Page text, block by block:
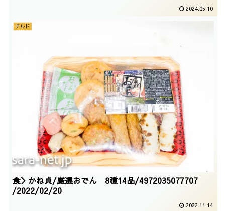
2024.05.10
チルド
食＞かね貞/厳選おでん 8種14品/4972035077707
/2022/02/20
2022.11.14